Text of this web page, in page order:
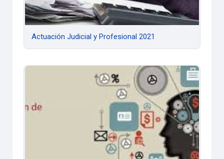
Actuación Judicial y Profesional 2021
Administración de Operaciones 2021